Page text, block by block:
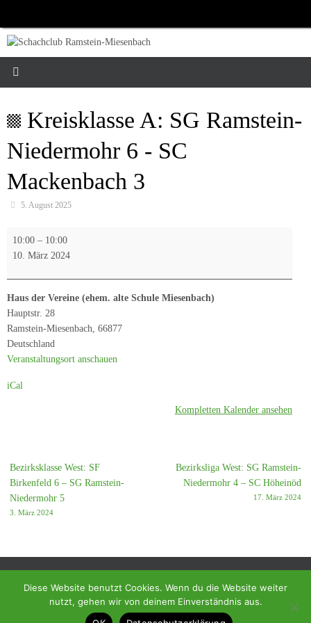
springen
Kreisklasse A: SG Ramstein-
Niedermohr 6 - SC
Mackenbach 3
5. August 2025
Kreisklasse
A:
Ramstein-
Niedermohr
6
-
SC
Mackenbach
10:00 – 10:00
10. März 2024
Haus der Vereine (ehem. alte Schule Miesenbach)
Hauptstr. 28
Ramstein-Miesenbach 66877
Deutschland
Veranstaltungsort anschauen
iCal
Kompletten Kalender ansehen
Bezirksklasse West: SF
Birkenfeld 6 – SG Ramstein-
Niedermohr 5
3. März 2024
Bezirksliga West: SG Ramstein-
Niedermohr 4 – SC Höheinöd
17. März 2024
© 2018 - Homepage des SC Ramstein-Miesenbach
Diese Website benutzt Cookies. Wenn du die Website weiter
nutzt, gehen wir von deinem Einverständnis aus.